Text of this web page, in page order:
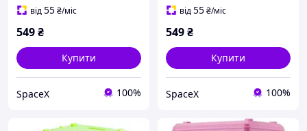
від55₴/міс
549₴
Купити
SpaceX 100%
від55₴/міс
549₴
Купити
SpaceX 100%